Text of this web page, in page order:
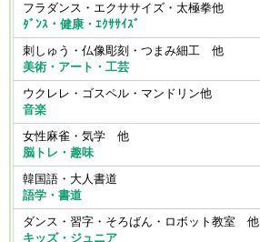
フラダンス・エクササイズ・太極拳他
ﾀﾞﾝｽ・健康・ｴｸｻｻｲｽﾞ
刺しゅう・仏像彫刻・つまみ細工 他
美術・アート・工芸
ウクレレ・ゴスペル・マンドリン他
音楽
女性麻雀・気学 他
脳トレ・趣味
韓国語・大人書道
語学・書道
ダンス・習字・そろばん・ロボット教室 他
キッズ・ジュニア